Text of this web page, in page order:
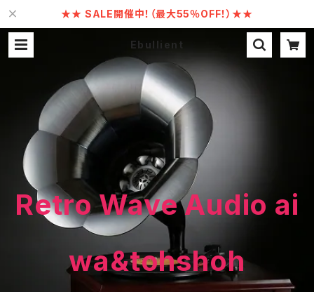
★★ SALE開催中！（最大55％OFF！）★★
Ebullient
Retro Wave Audio ai
wa&tohshoh